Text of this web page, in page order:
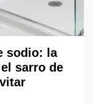
sodio: la
sarro de